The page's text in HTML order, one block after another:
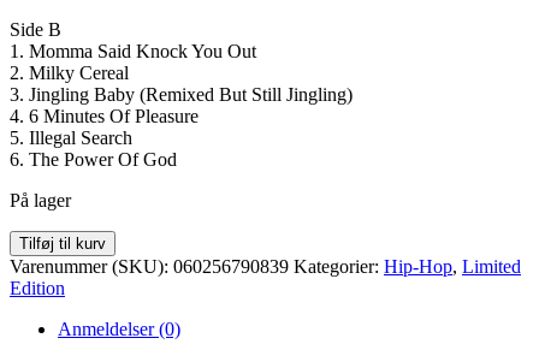
Side B
1. Momma Said Knock You Out
2. Milky Cereal
3. Jingling Baby (Remixed But Still Jingling)
4. 6 Minutes Of Pleasure
5. Illegal Search
6. The Power Of God
På lager
LL
Cool
J
Mama
Tilføj til kurv
Varenummer (SKU): 060256790839 Kategorier: Hip-Hop, Limited
Edition
Anmeldelser (0)